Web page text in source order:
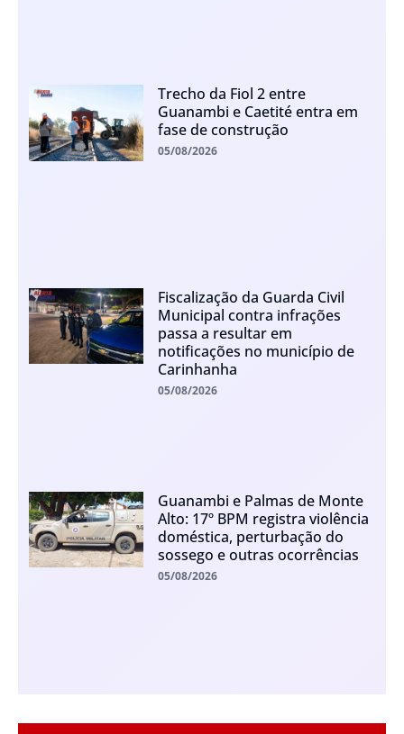
Trecho da Fiol 2 entre
Guanambi e Caetité entra em
fase de construção
05/08/2026
Fiscalização da Guarda Civil
Municipal contra infrações
passa a resultar em
notificações no município de
Carinhanha
05/08/2026
Guanambi e Palmas de Monte
Alto: 17º BPM registra violência
doméstica, perturbação do
sossego e outras ocorrências
05/08/2026